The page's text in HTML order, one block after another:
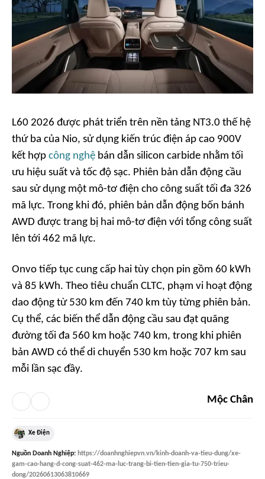
L60 2026 được phát triển trên nền tảng NT3.0 thế hệ
thứ ba của Nio, sử dụng kiến trúc điện áp cao 900V
kết hợp công nghệ bán dẫn silicon carbide nhằm tối
ưu hiệu suất và tốc độ sạc. Phiên bản dẫn động cầu
sau sử dụng một mô-tơ điện cho công suất tối đa 326
mã lực. Trong khi đó, phiên bản dẫn động bốn bánh
AWD được trang bị hai mô-tơ điện với tổng công suất
lên tới 462 mã lực.
Onvo tiếp tục cung cấp hai tùy chọn pin gồm 60 kWh
và 85 kWh. Theo tiêu chuẩn CLTC, phạm vi hoạt động
dao động từ 530 km đến 740 km tùy từng phiên bản.
Cụ thể, các biến thể dẫn động cầu sau đạt quãng
đường tối đa 560 km hoặc 740 km, trong khi phiên
bản AWD có thể di chuyển 530 km hoặc 707 km sau
mỗi lần sạc đầy.
Mộc Chân
Xe Điện
Nguồn Doanh Nghiệp: https://doanhnghiepvn.vn/kinh-doanh-va-tieu-dung/xe-
gam-cao-hang-d-cong-suat-462-ma-luc-trang-bi-tien-tien-gia-tu-750-trieu-
dong/20260613063810669